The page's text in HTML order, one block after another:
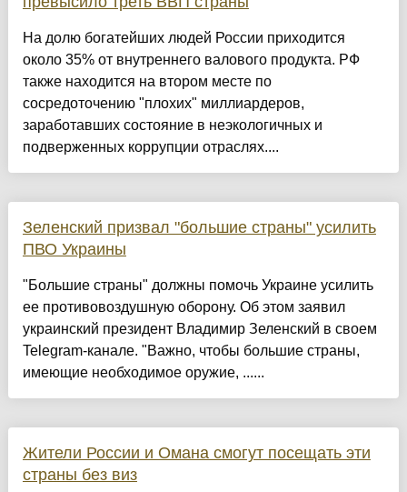
На долю богатейших людей России приходится
около 35% от внутреннего валового продукта. РФ
также находится на втором месте по
сосредоточению "плохих" миллиардеров,
заработавших состояние в неэкологичных и
подверженных коррупции отраслях....
Зеленский призвал "большие страны" усилить
ПВО Украины
"Большие страны" должны помочь Украине усилить
ее противовоздушную оборону. Об этом заявил
украинский президент Владимир Зеленский в своем
Telegram-канале. "Важно, чтобы большие страны,
имеющие необходимое оружие, ......
Жители России и Омана смогут посещать эти
страны без виз